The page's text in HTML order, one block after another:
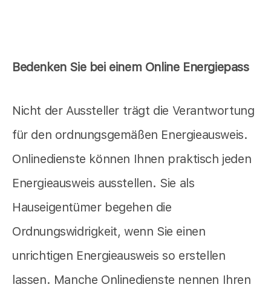
Bedenken Sie bei einem Online Energiepass
Nicht der Aussteller trägt die Verantwortung
für den ordnungsgemäßen Energieausweis.
Onlinedienste können Ihnen praktisch jeden
Energieausweis ausstellen. Sie als
Hauseigentümer begehen die
Ordnungswidrigkeit, wenn Sie einen
unrichtigen Energieausweis so erstellen
lassen. Manche Onlinedienste nennen Ihren